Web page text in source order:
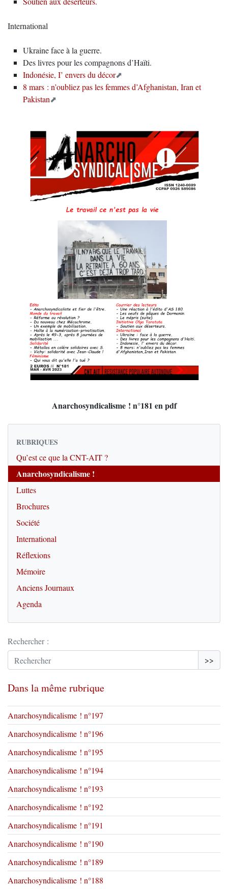
International
Ukraine face à la guerre.
Des livres pour les compagnons d’Haïti.
Indonésie, I’ envers du décor
8 mars : n’oubliez pas les femmes d’Afghanistan, Iran et
Pakistan
Anarchosyndicalisme ! n°181 en pdf
RUBRIQUES
Qu’est ce que la CNT-AIT ?
Anarchosyndicalisme !
Luttes
Brochures
Société
International
Réflexions
Mémoire
Anciens Journaux
Agenda
Rechercher :
>>
Dans la même rubrique
Anarchosyndicalisme ! n°197
Anarchosyndicalisme ! n°196
Anarchosyndicalisme ! n°195
Anarchosyndicalisme ! n°194
Anarchosyndicalisme ! n°193
Anarchosyndicalisme ! n°192
Anarchosyndicalisme ! n°191
Anarchosyndicalisme ! n°190
Anarchosyndicalisme ! n°189
Anarchosyndicalisme ! n°188